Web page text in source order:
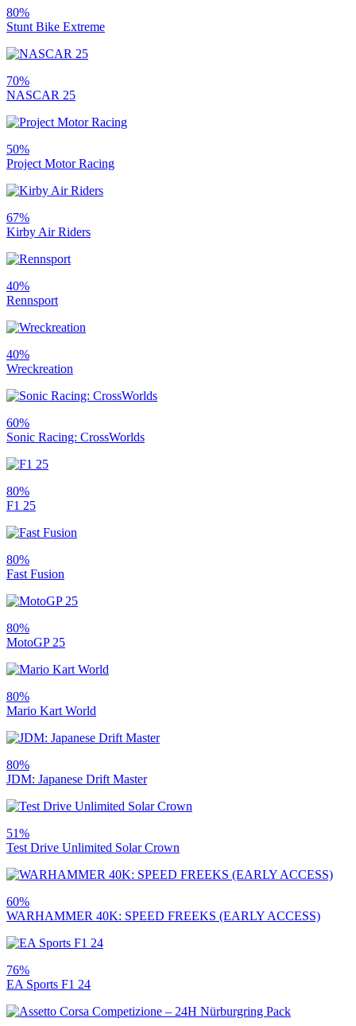
80%
Stunt Bike Extreme
70%
NASCAR 25
50%
Project Motor Racing
67%
Kirby Air Riders
40%
Rennsport
40%
Wreckreation
60%
Sonic Racing: CrossWorlds
80%
F1 25
80%
Fast Fusion
80%
MotoGP 25
80%
Mario Kart World
80%
JDM: Japanese Drift Master
51%
Test Drive Unlimited Solar Crown
60%
WARHAMMER 40K: SPEED FREEKS (EARLY ACCESS)
76%
EA Sports F1 24